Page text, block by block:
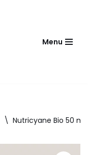
Menu
\ Nutricyane Bio 50 ml